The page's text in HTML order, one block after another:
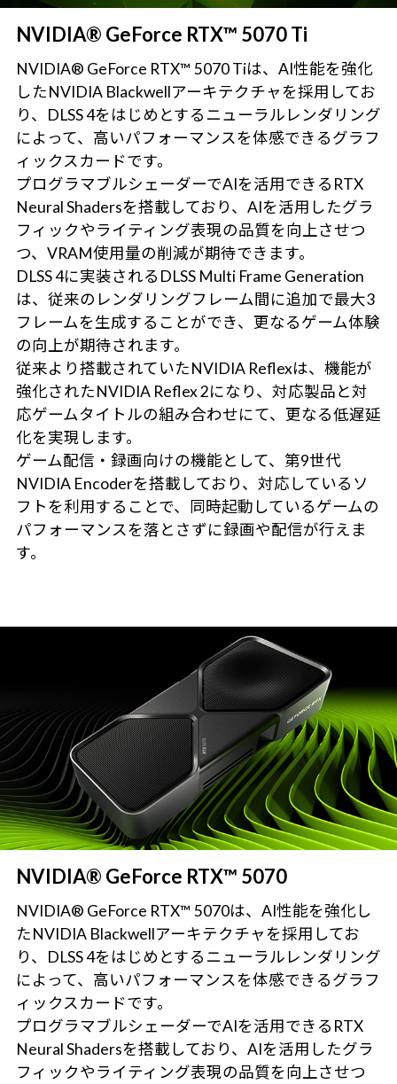
NVIDIA® GeForce RTX™ 5070 Ti
NVIDIA® GeForce RTX™ 5070 Tiは、AI性能を強化
したNVIDIA Blackwellアーキテクチャを採用してお
り、DLSS 4をはじめとするニューラルレンダリング
によって、高いパフォーマンスを体感できるグラフ
ィックスカードです。
プログラマブルシェーダーでAIを活用できるRTX
Neural Shadersを搭載しており、AIを活用したグラ
フィックやライティング表現の品質を向上させつ
つ、VRAM使用量の削減が期待できます。
DLSS 4に実装されるDLSS Multi Frame Generation
は、従来のレンダリングフレーム間に追加で最大3
フレームを生成することができ、更なるゲーム体験
の向上が期待されます。
従来より搭載されていたNVIDIA Reflexは、機能が
強化されたNVIDIA Reflex 2になり、対応製品と対
応ゲームタイトルの組み合わせにて、更なる低遅延
化を実現します。
ゲーム配信・録画向けの機能として、第9世代
NVIDIA Encoderを搭載しており、対応しているソ
フトを利用することで、同時起動しているゲームの
パフォーマンスを落とさずに録画や配信が行えま
す。
NVIDIA® GeForce RTX™ 5070
NVIDIA® GeForce RTX™ 5070は、AI性能を強化し
たNVIDIA Blackwellアーキテクチャを採用してお
り、DLSS 4をはじめとするニューラルレンダリング
によって、高いパフォーマンスを体感できるグラフ
ィックスカードです。
プログラマブルシェーダーでAIを活用できるRTX
Neural Shadersを搭載しており、AIを活用したグラ
フィックやライティング表現の品質を向上させつ